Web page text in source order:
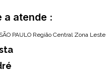
a atende :
PAULO Região Central Zona Leste